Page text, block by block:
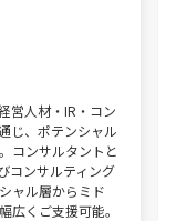
営人材・IR・コン
じ、ポテンシャル
コンサルタントと
コンサルティング
ャル層からミド
広くご支援可能。